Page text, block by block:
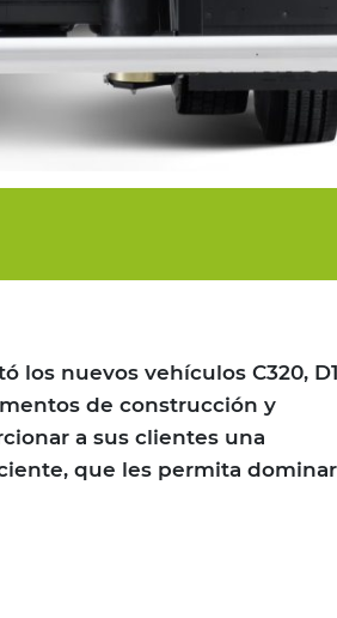
los nuevos vehículos C320,
de construcción y
a sus clientes una
que les permita